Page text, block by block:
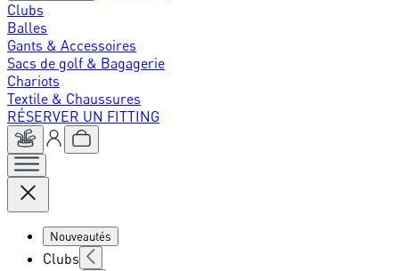
Clubs
Balles
Gants & Accessoires
Sacs de golf & Bagagerie
Chariots
Textile & Chaussures
RÉSERVER UN FITTING
Nouveautés
Clubs